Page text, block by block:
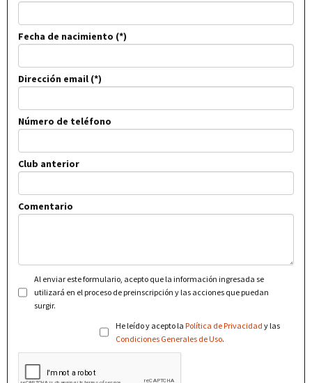
Fecha de nacimiento
Dirección email
Número de teléfono
Club anterior
Comentario
Al enviar este formulario, acepto que la información ingresada se
utilizará en el proceso de preinscripción y las acciones que puedan
surgir.
He leído y acepto la Política de Privacidad y las
Condiciones Generales de Uso.